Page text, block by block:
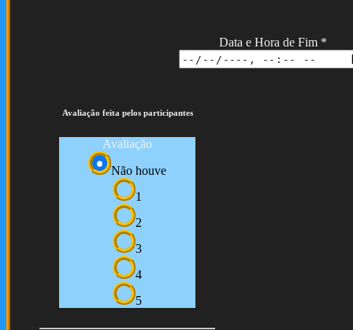
Data e Hora de Fim *
Avaliação feita pelos participantes
Avaliação
Não houve
1
2
3
4
5